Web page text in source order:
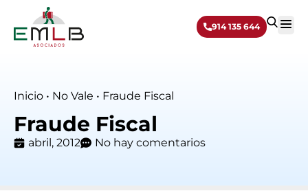
914 135 644
Inicio • No Vale • Fraude Fiscal
Fraude Fiscal
abril, 2012 No hay comentarios